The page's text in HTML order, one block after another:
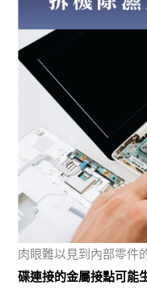
肉眼難以見到內部零件
碟連接的金屬接點可能